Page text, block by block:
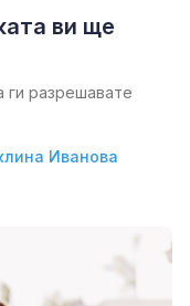
ви ще
ги разрешавате
Иванова